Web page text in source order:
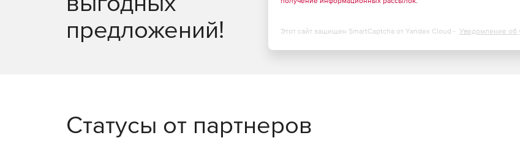
предложений!
Этот сайт защищен SmartCaptcha от Yandex Cloud - Уведомление об
Статусы от партнеров